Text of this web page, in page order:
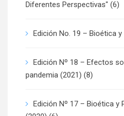
Diferentes Perspectivas" (6)
Edición No. 19 – Bioética
Edición Nº 18 – Efectos
pandemia (2021) (8)
Edición Nº 17 – Bioética y